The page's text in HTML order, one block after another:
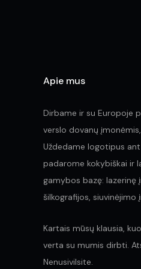
Apie mus
Dirbame ir su Europoje
verslo dovanų
Uždedame logotipus
padarome kokybiškai ir
gamybos bazę: lazerinę
šilkografijos, siuvinėjimo
Kartais mūsų klausia,
verta su mumis dirbti.
Nenusivilsite.